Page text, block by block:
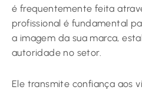
é frequentemente feita
profissional é fundamental
a imagem da sua marca,
autoridade no setor.
Ele transmite confiança aos